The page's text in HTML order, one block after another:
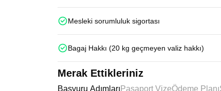
Mesleki sorumluluk sigortası
Bagaj Hakkı (20 kg geçmeyen valiz hakkı)
Merak Ettikleriniz
Başvuru Adımları Pasaport VizeÖdeme Planı